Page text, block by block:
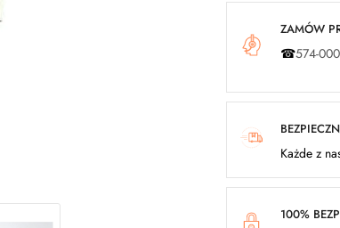
ZAMÓW
☎574-
Każde z
100%